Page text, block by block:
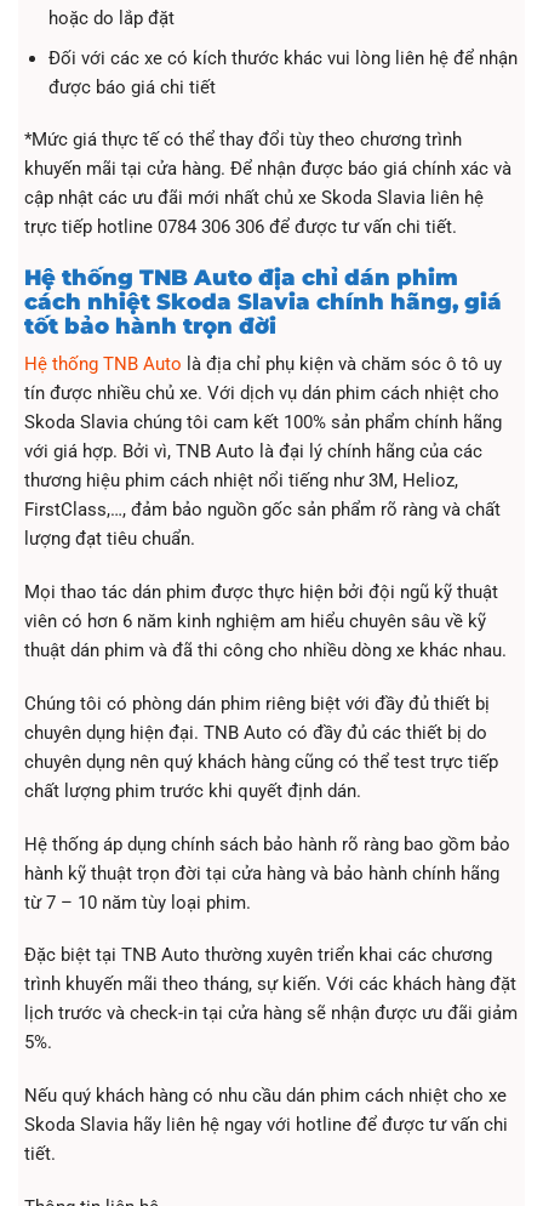
hoặc do lắp đặt
Đối với các xe có kích thước khác vui lòng liên hệ để nhận
được báo giá chi tiết
*Mức giá thực tế có thể thay đổi tùy theo chương trình
khuyến mãi tại cửa hàng. Để nhận được báo giá chính xác và
cập nhật các ưu đãi mới nhất chủ xe Skoda Slavia liên hệ
trực tiếp hotline 0784 306 306 để được tư vấn chi tiết.
Hệ thống TNB Auto địa chỉ dán phim
cách nhiệt Skoda Slavia chính hãng, giá
tốt bảo hành trọn đời
Hệ thống TNB Auto là địa chỉ phụ kiện và chăm sóc ô tô uy
tín được nhiều chủ xe. Với dịch vụ dán phim cách nhiệt cho
Skoda Slavia chúng tôi cam kết 100% sản phẩm chính hãng
với giá hợp. Bởi vì, TNB Auto là đại lý chính hãng của các
thương hiệu phim cách nhiệt nổi tiếng như 3M, Helioz,
FirstClass,…, đảm bảo nguồn gốc sản phẩm rõ ràng và chất
lượng đạt tiêu chuẩn.
Mọi thao tác dán phim được thực hiện bởi đội ngũ kỹ thuật
viên có hơn 6 năm kinh nghiệm am hiểu chuyên sâu về kỹ
thuật dán phim và đã thi công cho nhiều dòng xe khác nhau.
Chúng tôi có phòng dán phim riêng biệt với đầy đủ thiết bị
chuyên dụng hiện đại. TNB Auto có đầy đủ các thiết bị do
chuyên dụng nên quý khách hàng cũng có thể test trực tiếp
chất lượng phim trước khi quyết định dán.
Hệ thống áp dụng chính sách bảo hành rõ ràng bao gồm bảo
hành kỹ thuật trọn đời tại cửa hàng và bảo hành chính hãng
từ 7 – 10 năm tùy loại phim.
Đặc biệt tại TNB Auto thường xuyên triển khai các chương
trình khuyến mãi theo tháng, sự kiến. Với các khách hàng đặt
lịch trước và check-in tại cửa hàng sẽ nhận được ưu đãi giảm
5%.
Nếu quý khách hàng có nhu cầu dán phim cách nhiệt cho xe
Skoda Slavia hãy liên hệ ngay với hotline để được tư vấn chi
tiết.